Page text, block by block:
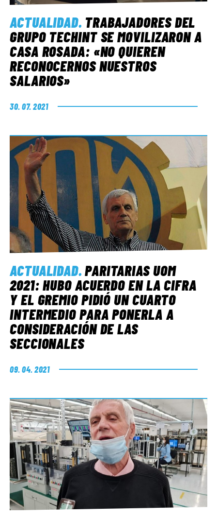
ACTUALIDAD. TRABAJADORES DEL
GRUPO TECHINT SE MOVILIZARON A
CASA ROSADA: «NO QUIEREN
RECONOCERNOS NUESTROS
SALARIOS»
30. 07. 2021
ACTUALIDAD.PARITARIAS UOM
2021: HUBO ACUERDO EN LA CIFRA
Y EL GREMIO PIDIÓ UN CUARTO
INTERMEDIO PARA PONERLA A
CONSIDERACIÓN DE LAS
SECCIONALES
09. 04. 2021